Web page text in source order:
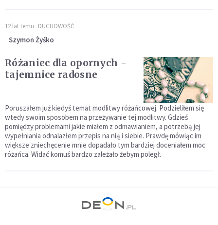
12 lat temu DUCHOWOŚĆ
Szymon Żyśko
Różaniec dla opornych -
tajemnice radosne
Poruszałem już kiedyś temat modlitwy różańcowej. Podzieliłem się
wtedy swoim sposobem na przeżywanie tej modlitwy. Gdzieś
pomiędzy problemami jakie miałem z odmawianiem, a potrzebą jej
wypełniania odnalazłem przepis na nią i siebie. Prawdę mówiąc im
większe zniechęcenie mnie dopadało tym bardziej doceniałem moc
różańca. Widać komuś bardzo zależało żebym poległ.